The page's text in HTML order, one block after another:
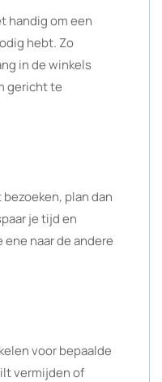
handig om een
hebt. Zo
in de winkels
gericht te
plan dan
je tijd en
naar de andere
voor bepaalde
vermijden of